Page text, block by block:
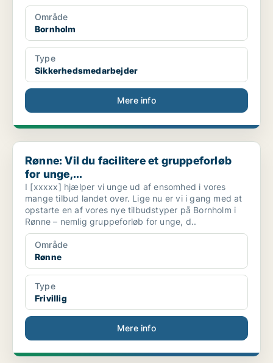
Område
Bornholm
Type
Sikkerhedsmedarbejder
Mere info
Rønne: Vil du facilitere et gruppeforløb for unge,...
Rønne: Vil du facilitere et gruppeforløb
for unge,...
I [xxxxx] hjælper vi unge ud af ensomhed i vores
mange tilbud landet over. Lige nu er vi i gang med at
opstarte en af vores nye tilbudstyper på Bornholm i
Rønne – nemlig gruppeforløb for unge, d..
Område
Rønne
Type
Frivillig
Mere info